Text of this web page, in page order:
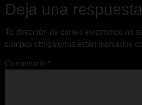
Deja una respuesta
Tu dirección de correo electrónico no
campos obligatorios están marcados
Comentario *